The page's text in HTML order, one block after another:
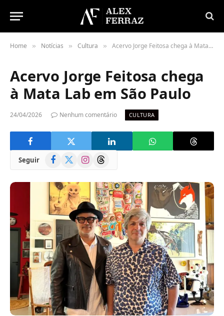
Home » Notícias » Cultura » Acervo Jorge Feitosa chega à Mata Lab em São Paulo
Acervo Jorge Feitosa chega
à Mata Lab em São Paulo
24/04/2026 Nenhum comentário CULTURA
Seguir Facebook
(Twitter)
InstagramThreads